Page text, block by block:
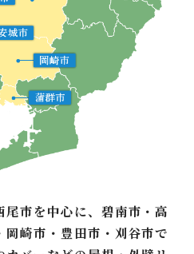
市を中心に、碧南市・高
崎市・豊田市・刈谷市で